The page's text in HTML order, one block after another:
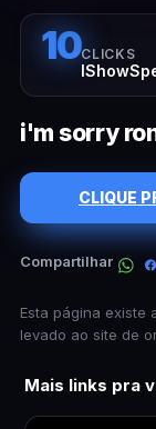
10CLICKS
i'm sorry
CLIQUE
Compartilhar
Esta página existe
levado ao site de
Mais links pra